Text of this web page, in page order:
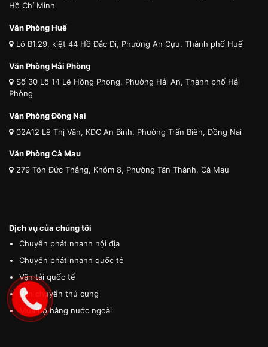
Hồ Chí Minh
Văn Phòng Huế
Lô B1.29, kiệt 44 Hồ Đắc Di, Phường An Cựu, Thành phố Huế
Văn Phòng Hải Phòng
Số 30 Lô 14 Lê Hồng Phong, Phường Hải An, Thành phố Hải
Phòng
Văn Phòng Đồng Nai
02A12 Lê Thị Vân, KDC An Bình, Phường Trấn Biên, Đồng Nai
Văn Phòng Cà Mau
279 Tôn Đức Thắng, Khóm 8, Phường Tân Thành, Cà Mau
Dịch vụ của chúng tôi
Chuyển phát nhanh nội địa
Chuyển phát nhanh quốc tế
Vận tải quốc tế
Vận chuyển thú cưng
Mua hộ hàng nước ngoài